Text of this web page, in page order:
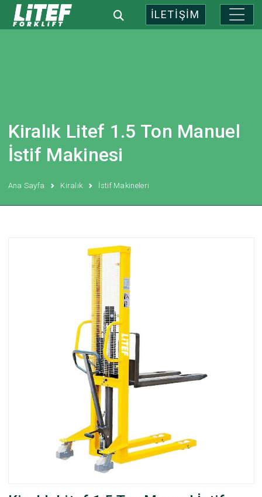
İLETİŞİM
Kiralık Litef 1.5 Ton Manuel
İstif Makinesi
Ana Sayfa Kiralık İstif Makineleri